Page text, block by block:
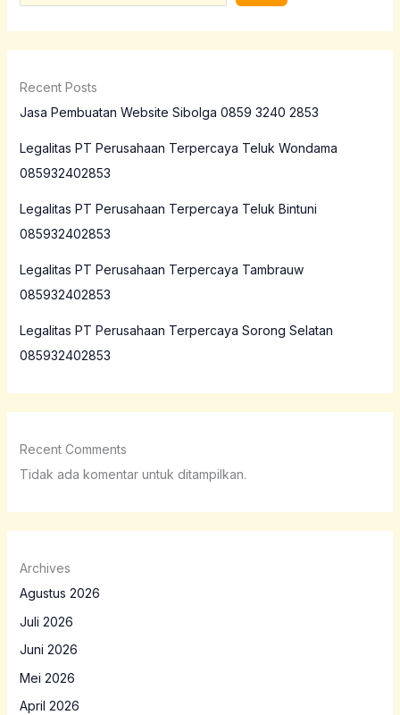
Recent Posts
Jasa Pembuatan Website Sibolga 0859 3240 2853
Legalitas PT Perusahaan Terpercaya Teluk Wondama
085932402853
Legalitas PT Perusahaan Terpercaya Teluk Bintuni
085932402853
Legalitas PT Perusahaan Terpercaya Tambrauw
085932402853
Legalitas PT Perusahaan Terpercaya Sorong Selatan
085932402853
Recent Comments
Tidak ada komentar untuk ditampilkan.
Archives
Agustus 2026
Juli 2026
Juni 2026
Mei 2026
April 2026